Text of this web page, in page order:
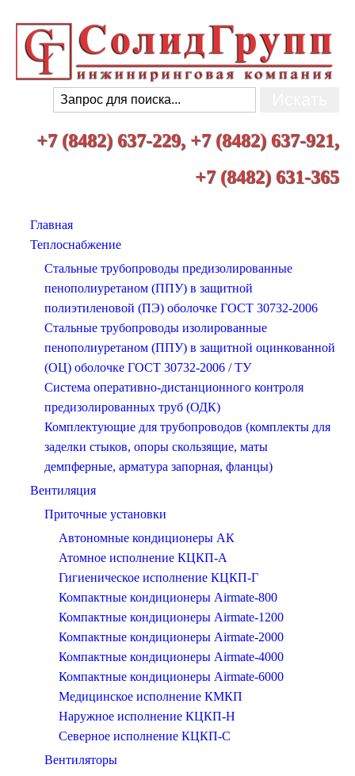
+7 (8482) 637-229, +7 (8482) 637-921,
+7 (8482) 631-365
Главная
Теплоснабжение
Стальные трубопроводы предизолированные
пенополиуретаном (ППУ) в защитной
полиэтиленовой (ПЭ) оболочке ГОСТ 30732-2006
Стальные трубопроводы изолированные
пенополиуретаном (ППУ) в защитной оцинкованной
(ОЦ) оболочке ГОСТ 30732-2006 / ТУ
Система оперативно-дистанционного контроля
предизолированных труб (ОДК)
Комплектующие для трубопроводов (комплекты для
заделки стыков, опоры скользящие, маты
демпферные, арматура запорная, фланцы)
Вентиляция
Приточные установки
Автономные кондиционеры АК
Атомное исполнение КЦКП-А
Гигиеническое исполнение КЦКП-Г
Компактные кондиционеры Airmate-800
Компактные кондиционеры Airmate-1200
Компактные кондиционеры Airmate-2000
Компактные кондиционеры Airmate-4000
Компактные кондиционеры Airmate-6000
Медицинское исполнение КМКП
Наружное исполнение КЦКП-Н
Северное исполнение КЦКП-С
Вентиляторы